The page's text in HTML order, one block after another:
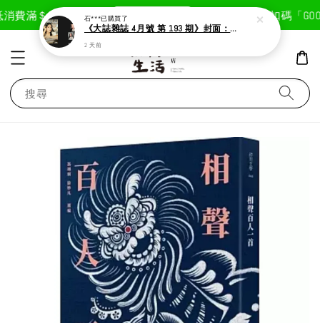
費滿＄1800免運費 現在去購物！ 首次註冊輸入折扣碼「
搜尋
石***已購買了
《大誌雜誌 4月號 第 193 期》封面：Solar 頌樂
2 天前